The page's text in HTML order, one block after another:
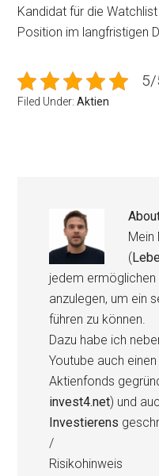
Kandidat für die
Position im langfristigen
5/
Filed Under:Aktien
Mein
(
jedem
anzulegen, um ein
führen zu können.
Dazu habe ich
Youtube auch
Aktienfonds
invest4.net) und
Investierens
/
Risikohinweis